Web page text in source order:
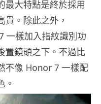
最大特點是終於採用
。除此之外，
一樣加入指紋識別功
置鏡頭之下。不過比
不像 Honor 7 一樣配
。